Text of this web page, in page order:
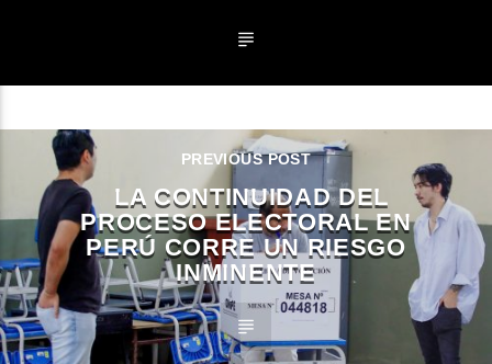
PREVIOUS POST
LA CONTINUIDAD DEL
PROCESO ELECTORAL EN
PERÚ CORRE UN RIESGO
INMINENTE